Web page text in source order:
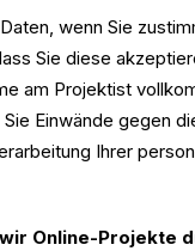
wenn Sie
Sie diese
am Projektist
Einwände gegen
Ihrer
Online-Projekte